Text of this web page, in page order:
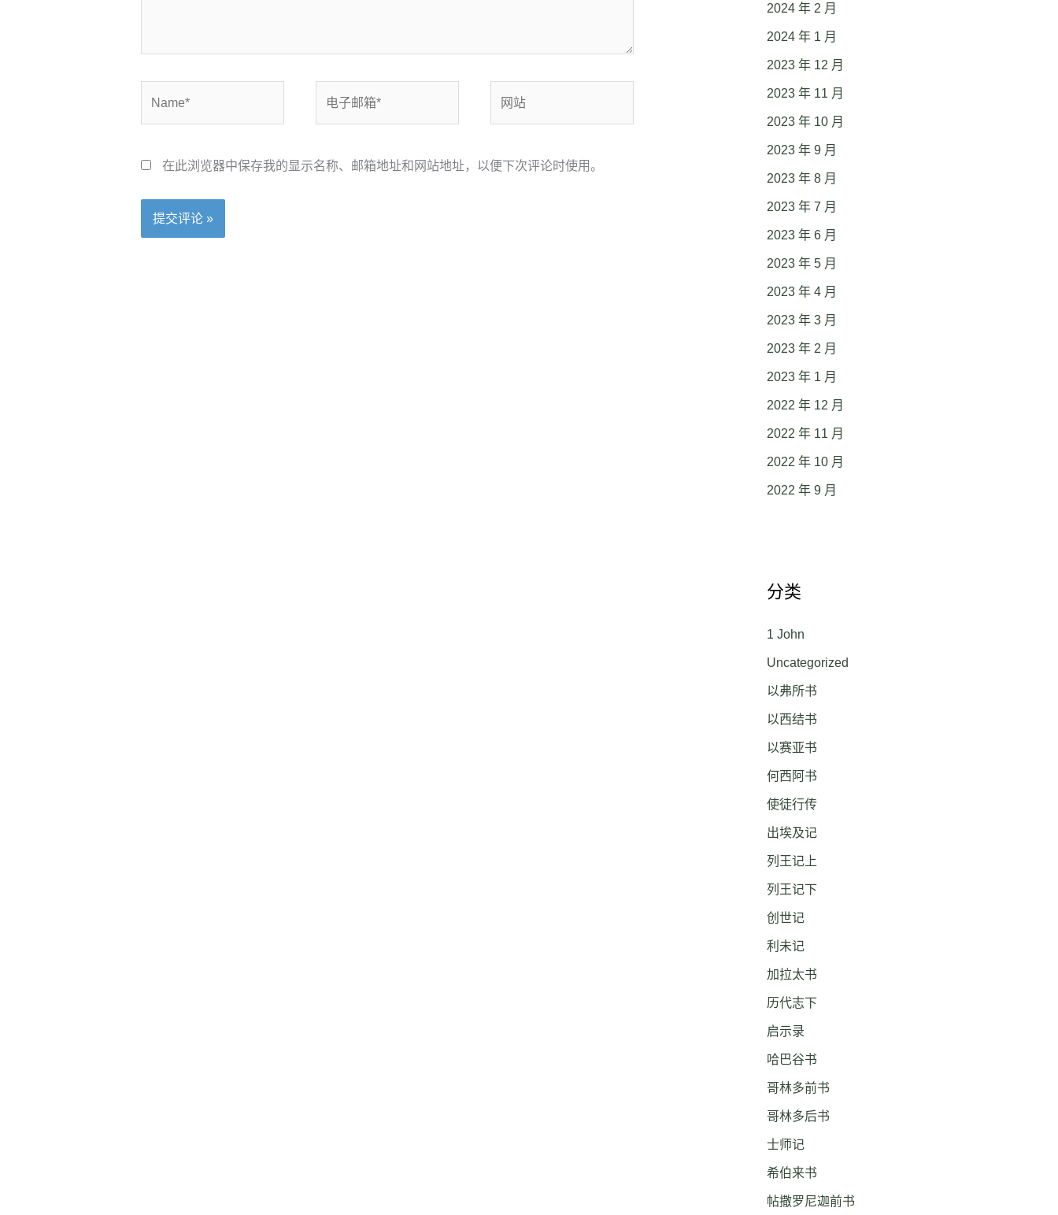
箱
在此浏览器中保存我的显示名称、邮箱地址和网站地址，以便下次评论时使用。
2024 年 2 月
2024 年 1 月
2023 年 12 月
2023 年 11 月
2023 年 10 月
2023 年 9 月
2023 年 8 月
2023 年 7 月
2023 年 6 月
2023 年 5 月
2023 年 4 月
2023 年 3 月
2023 年 2 月
2023 年 1 月
2022 年 12 月
2022 年 11 月
2022 年 10 月
2022 年 9 月
分类
1 John
Uncategorized
以弗所书
以西结书
以赛亚书
何西阿书
使徒行传
出埃及记
列王记上
列王记下
创世记
利未记
加拉太书
历代志下
启示录
哈巴谷书
哥林多前书
哥林多后书
士师记
希伯来书
帖撒罗尼迦前书